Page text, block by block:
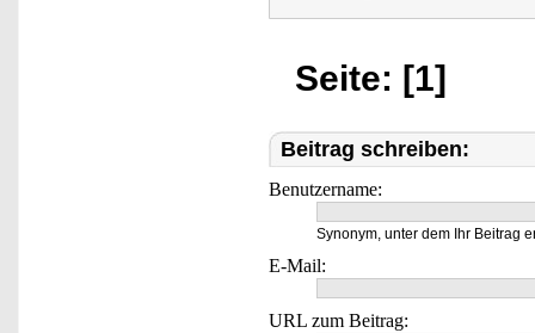
Seite: [1]
Beitrag schreiben:
Benutzername:
Synonym, unter dem Ihr Beitrag
E-Mail:
URL zum Beitrag: